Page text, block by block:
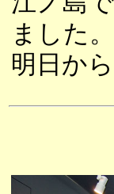
ました。
明日か